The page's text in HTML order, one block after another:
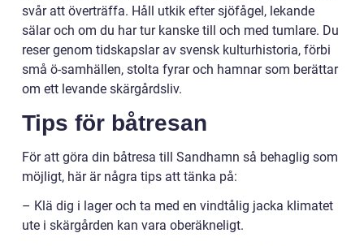
svår att överträffa. Håll utkik efter sjöfågel, lekande
sälar och om du har tur kanske till och med tumlare. Du
reser genom tidskapslar av svensk kulturhistoria, förbi
små ö-samhällen, stolta fyrar och hamnar som berättar
om ett levande skärgårdsliv.
Tips för båtresan
För att göra din båtresa till Sandhamn så behaglig som
möjligt, här är några tips att tänka på:
– Klä dig i lager och ta med en vindtålig jacka klimatet
ute i skärgården kan vara oberäkneligt.